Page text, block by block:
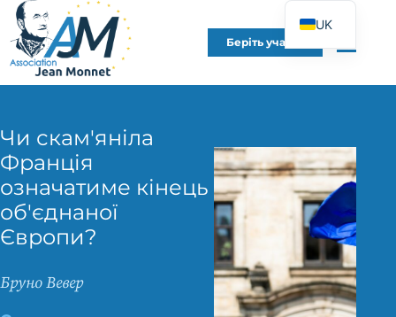
Беріть участь
Чи скам'яніла
Франція
означатиме кінець
об'єднаної
Європи?
Бруно Вевер
UK
FR
EN
IT
PT
PL